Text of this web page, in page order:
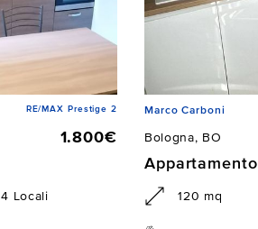
RE/MAX Prestige 2
1.800€
4 Locali
Marco Carboni
Bologna, BO
Appartamento
120 mq